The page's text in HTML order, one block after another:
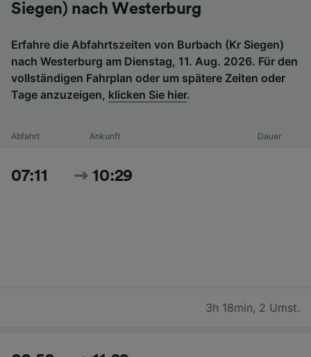
Siegen) nach Westerburg
Erfahre die Abfahrtszeiten von Burbach (Kr Siegen)
nach Westerburg am Dienstag, 11. Aug. 2026. Für den
vollständigen Fahrplan oder um spätere Zeiten oder
Tage anzuzeigen, klicken Sie hier.
Abfahrt Ankunft Dauer
07:11 10:29
3h 18min, 2 Umst.